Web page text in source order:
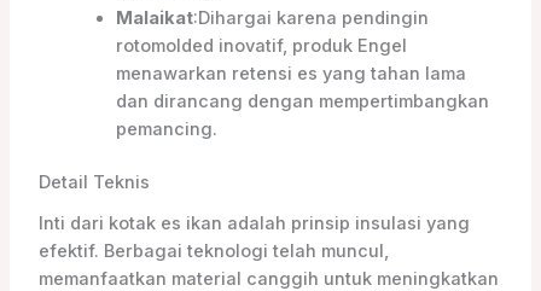
Malaikat:Dihargai karena pendingin
rotomolded inovatif, produk Engel
menawarkan retensi es yang tahan lama
dan dirancang dengan mempertimbangkan
pemancing.
Detail Teknis
Inti dari kotak es ikan adalah prinsip insulasi yang
efektif. Berbagai teknologi telah muncul,
memanfaatkan material canggih untuk meningkatkan